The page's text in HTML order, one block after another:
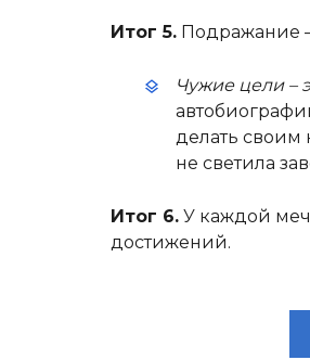
Итог 5. Подражание –
Чужие цели –
делать своим
не светила
Итог 6. У каждой
достижений.